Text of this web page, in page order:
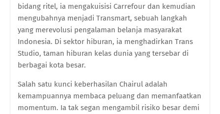
bidang ritel, ia mengakuisisi Carrefour dan kemudian
mengubahnya menjadi Transmart, sebuah langkah
yang merevolusi pengalaman belanja masyarakat
Indonesia. Di sektor hiburan, ia menghadirkan Trans
Studio, taman hiburan kelas dunia yang tersebar di
berbagai kota besar.
Salah satu kunci keberhasilan Chairul adalah
kemampuannya membaca peluang dan memanfaatkan
momentum. Ia tak segan mengambil risiko besar demi